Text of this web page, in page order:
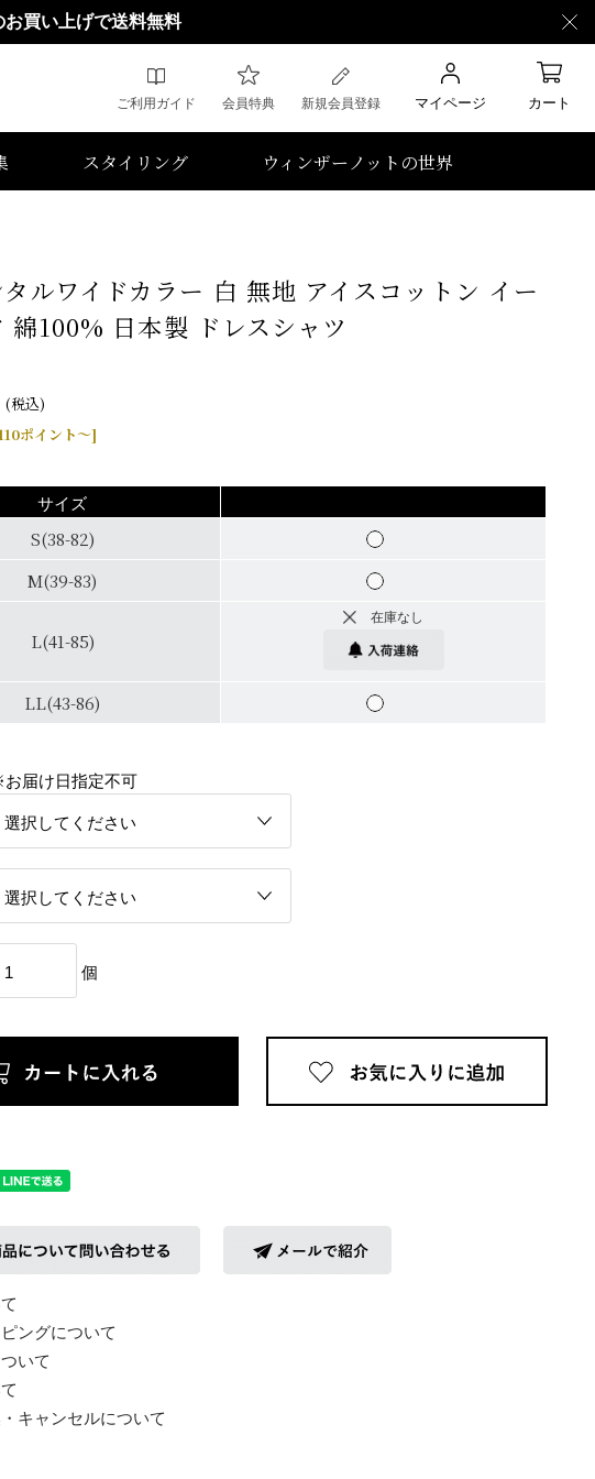
買い上げで送料無料
ご利用ガイド 会員特典 新規会員登録 マイページ カート
スタイリング ウィンザーノットの世界
ルワイドカラー 白 無地 アイスコットン イー
綿100% 日本製 ドレスシャツ
(税込)
ポイント～]
サイズ
S(38-82)
M(39-83)
L(41-85)
在庫なし
LL(43-86)
届け日指定不可
個
ングについて
いて
キャンセルについて